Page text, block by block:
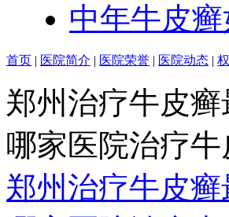
中年牛皮
首页 | 医院简介 | 医院荣誉 | 医院动态 |
郑州治疗牛皮
哪家医院治疗牛
郑州治疗牛皮